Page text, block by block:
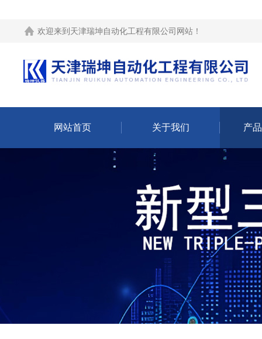
欢迎来到 天津瑞坤自动化工程有限公司网站 ！
网站首页 关于我们 产